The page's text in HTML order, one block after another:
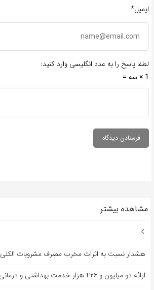
ایمیل*
لطفا پاسخ را به عدد انگلیسی وارد کنید:
1 × سه =
مشاهده بیشتر
هشدار نسبت به اثرات مخرب مصرف مشروبات الکلی
ارائه دو میلیون و ۴۲۶ هزار خدمت بهداشتی و درمانی به زائران